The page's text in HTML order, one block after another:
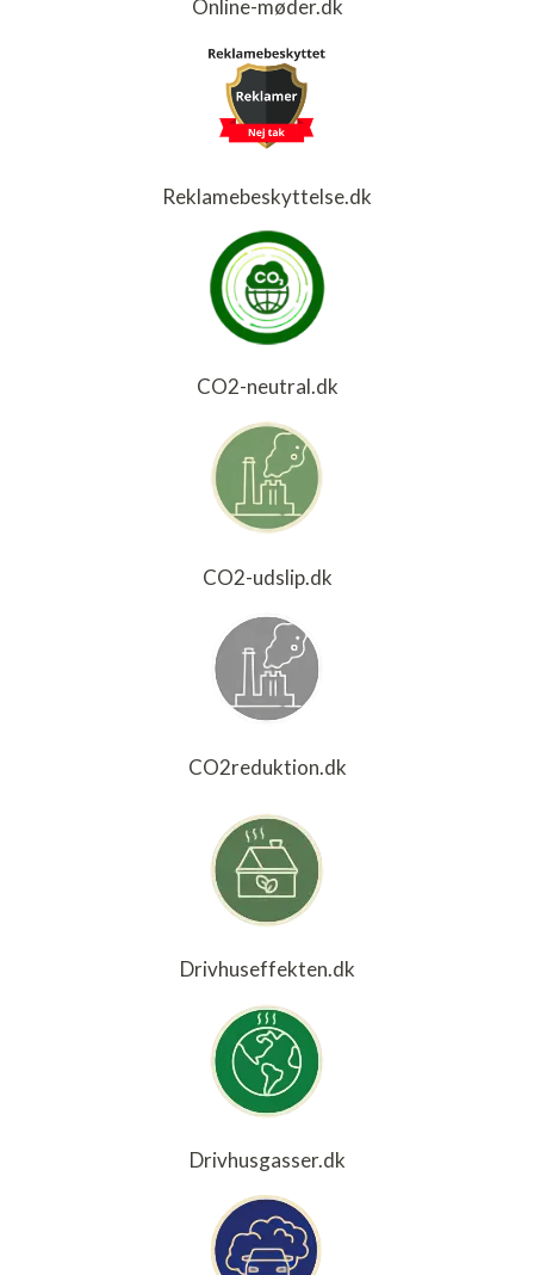
Online-møder.dk
Reklamebeskyttelse.dk
CO2-neutral.dk
CO2-udslip.dk
CO2reduktion.dk
Drivhuseffekten.dk
Drivhusgasser.dk